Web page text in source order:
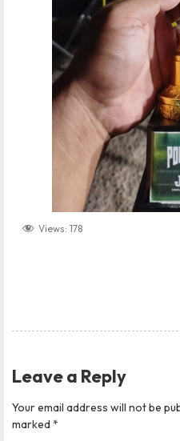
Views: 178
Leave a Reply
Your email address will not be
marked *